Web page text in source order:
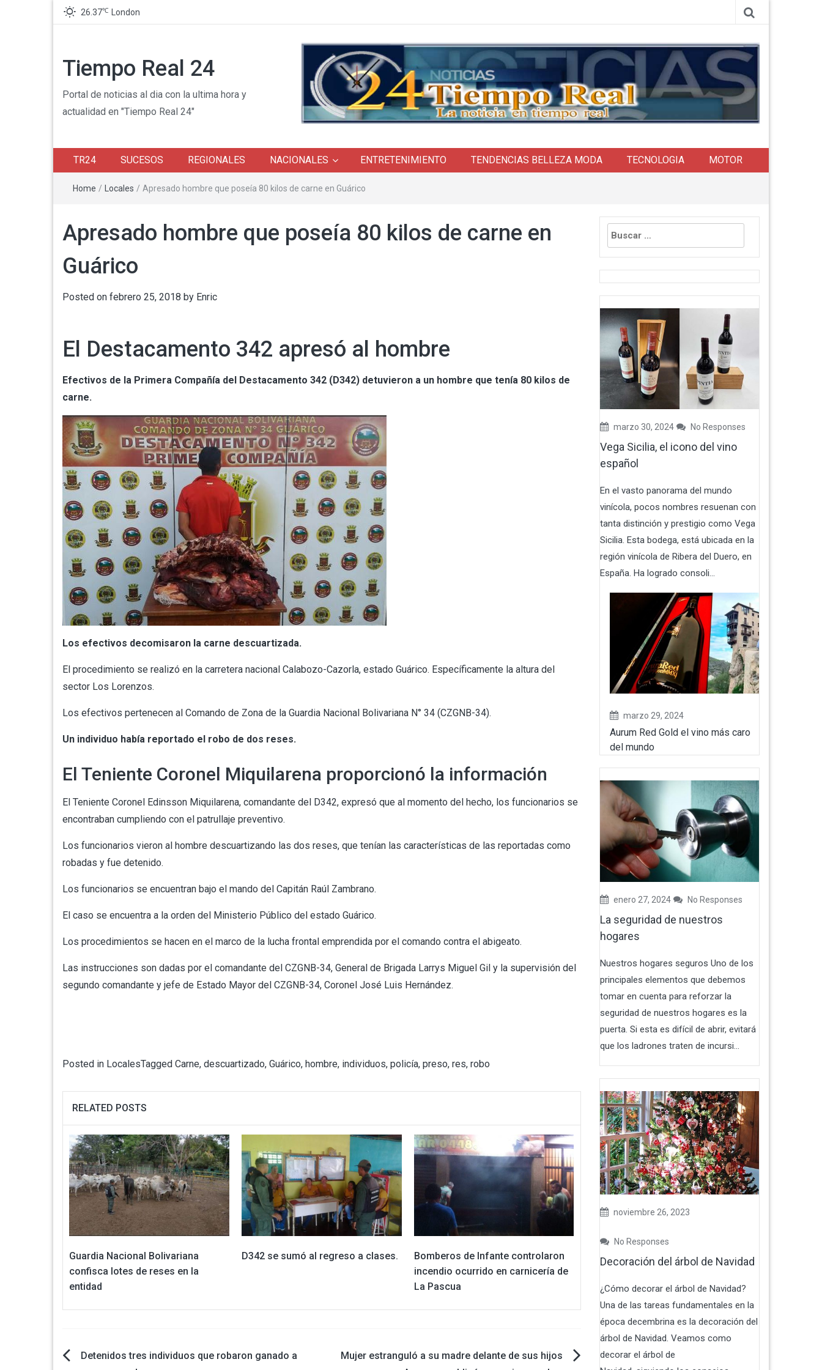
26.37℃ London
Tiempo Real 24
Portal de noticias al dia con la ultima hora y
actualidad en "Tiempo Real 24"
TR24 SUCESOS REGIONALES NACIONALES ENTRETENIMIENTO TENDENCIAS BELLEZA MODA TECNOLOGIA MOTOR
Home / Locales / Apresado hombre que poseía 80 kilos de carne en Guárico
Apresado hombre que poseía 80 kilos de carne en
Guárico
Posted on febrero 25, 2018 by Enric
El Destacamento 342 apresó al hombre
Efectivos de la Primera Compañía del Destacamento 342 (D342) detuvieron a un hombre que tenía 80 kilos de
carne.
Los efectivos decomisaron la carne descuartizada.
El procedimiento se realizó en la carretera nacional Calabozo-Cazorla, estado Guárico. Específicamente la altura del
sector Los Lorenzos.
Los efectivos pertenecen al Comando de Zona de la Guardia Nacional Bolivariana N° 34 (CZGNB-34).
Un individuo había reportado el robo de dos reses.
El Teniente Coronel Miquilarena proporcionó la información
El Teniente Coronel Edinsson Miquilarena, comandante del D342, expresó que al momento del hecho, los funcionarios se
encontraban cumpliendo con el patrullaje preventivo.
Los funcionarios vieron al hombre descuartizando las dos reses, que tenían las características de las reportadas como
robadas y fue detenido.
Los funcionarios se encuentran bajo el mando del Capitán Raúl Zambrano.
El caso se encuentra a la orden del Ministerio Público del estado Guárico.
Los procedimientos se hacen en el marco de la lucha frontal emprendida por el comando contra el abigeato.
Las instrucciones son dadas por el comandante del CZGNB-34, General de Brigada Larrys Miguel Gil y la supervisión del
segundo comandante y jefe de Estado Mayor del CZGNB-34, Coronel José Luis Hernández.
Posted in LocalesTagged Carne, descuartizado, Guárico, hombre, individuos, policía, preso, res, robo
RELATED POSTS
Guardia Nacional Bolivariana
confisca lotes de reses en la
entidad
D342 se sumó al regreso a clases.
Bomberos de Infante controlaron
incendio ocurrido en carnicería de
La Pascua
Navegación
Detenidos tres individuos que robaron ganado a
Mujer estranguló a su madre delante de sus hijos
Buscar:
marzo 30, 2024 No Responses
Vega Sicilia, el icono del vino
español
En el vasto panorama del mundo
vinícola, pocos nombres resuenan con
tanta distinción y prestigio como Vega
Sicilia. Esta bodega, está ubicada en la
región vinícola de Ribera del Duero, en
España. Ha logrado consoli...
marzo 29, 2024
Aurum Red Gold el vino más caro
del mundo
enero 27, 2024 No Responses
La seguridad de nuestros
hogares
Nuestros hogares seguros Uno de los
principales elementos que debemos
tomar en cuenta para reforzar la
seguridad de nuestros hogares es la
puerta. Si esta es difícil de abrir, evitará
que los ladrones traten de incursi...
noviembre 26, 2023
No Responses
Decoración del árbol de Navidad
¿Cómo decorar el árbol de Navidad?
Una de las tareas fundamentales en la
época decembrina es la decoración del
árbol de Navidad. Veamos como
decorar el árbol de